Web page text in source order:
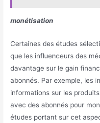
monétisation
Certaines des études
que les influenceurs des
davantage sur le gain
abonnés. Par exemple, les
informations sur les
avec des abonnés pour
études portant sur cet